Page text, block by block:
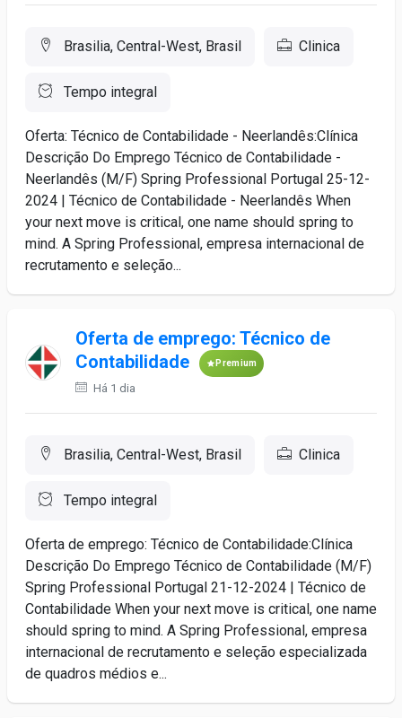
Brasilia, Central-West, Brasil Clinica
Tempo integral
Oferta: Técnico de Contabilidade - Neerlandês:Clínica
Descrição Do Emprego Técnico de Contabilidade -
Neerlandês (M/F) Spring Professional Portugal 25-12-
2024 | Técnico de Contabilidade - Neerlandês When
your next move is critical, one name should spring to
mind. A Spring Professional, empresa internacional de
recrutamento e seleção...
Oferta de emprego: Técnico de
Contabilidade
Premium
Há 1 dia
Brasilia, Central-West, Brasil Clinica
Tempo integral
Oferta de emprego: Técnico de Contabilidade:Clínica
Descrição Do Emprego Técnico de Contabilidade (M/F)
Spring Professional Portugal 21-12-2024 | Técnico de
Contabilidade When your next move is critical, one name
should spring to mind. A Spring Professional, empresa
internacional de recrutamento e seleção especializada
de quadros médios e...